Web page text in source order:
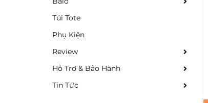
Túi Tote
Phụ Kiện
Review
Hỗ Trợ & Bảo Hành
Tin Tức